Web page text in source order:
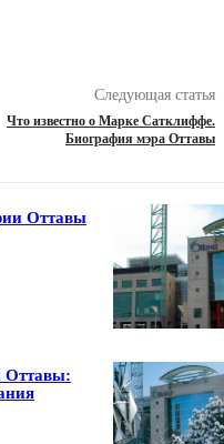
Следующая статья
Что известно о Марке Сатклиффе.
Биография мэра Оттавы
Оттавы
Оттавы: